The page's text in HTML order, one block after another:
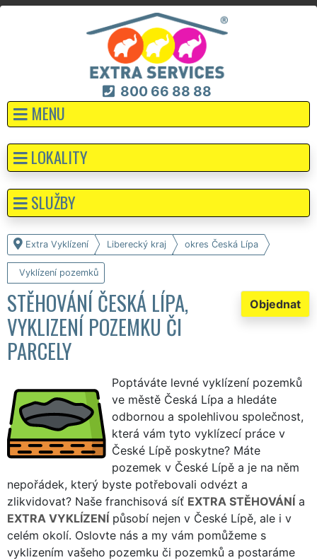
800 66 88 88
MENU
Extra Vyklízení Liberecký kraj okres Česká Lípa
Vyklízení pozemků
Objednat
STĚHOVÁNÍ ČESKÁ LÍPA,
VYKLIZENÍ POZEMKU ČI
PARCELY
Poptáváte levné vyklízení pozemků
ve městě Česká Lípa a hledáte
odbornou a spolehlivou společnost,
která vám tyto vyklízecí práce v
České Lípě poskytne? Máte
pozemek v České Lípě a je na něm
nepořádek, který byste potřebovali odvézt a
zlikvidovat? Naše franchisová síť EXTRA STĚHOVÁNÍ a
EXTRA VYKLÍZENÍ působí nejen v České Lípě, ale i v
celém okolí. Oslovte nás a my vám pomůžeme s
vyklizením vašeho pozemku či pozemků a postaráme
LOKALITY
SLUŽBY